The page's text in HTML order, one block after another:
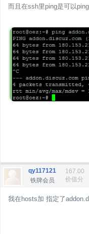
而且在ssh里ping是可以
qy117121
铁牌会员
167.00
价值分
我在hosts加 指定了